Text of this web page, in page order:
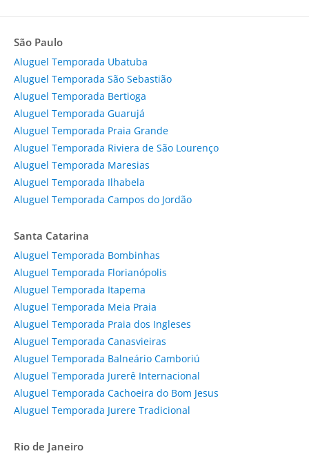
São Paulo
Aluguel Temporada Ubatuba
Aluguel Temporada São Sebastião
Aluguel Temporada Bertioga
Aluguel Temporada Guarujá
Aluguel Temporada Praia Grande
Aluguel Temporada Riviera de São Lourenço
Aluguel Temporada Maresias
Aluguel Temporada Ilhabela
Aluguel Temporada Campos do Jordão
Santa Catarina
Aluguel Temporada Bombinhas
Aluguel Temporada Florianópolis
Aluguel Temporada Itapema
Aluguel Temporada Meia Praia
Aluguel Temporada Praia dos Ingleses
Aluguel Temporada Canasvieiras
Aluguel Temporada Balneário Camboriú
Aluguel Temporada Jurerê Internacional
Aluguel Temporada Cachoeira do Bom Jesus
Aluguel Temporada Jurere Tradicional
Rio de Janeiro